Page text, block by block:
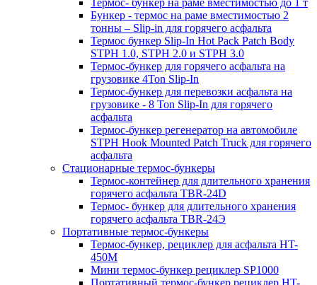
Термос- бункер на раме вместимостью до 1 т
Бункер - термос на раме вместимостью 2
тонны – Slip-in для горячего асфальта
Термос бункер Slip-In Hot Pack Patch Body
STPH 1.0, STPH 2.0 и STPH 3.0
Термос-бункер для горячего асфальта на
грузовике 4Ton Slip-In
Термос-бункер для перевозки асфальта на
грузовике - 8 Ton Slip-In для горячего
асфальта
Термос-бункер регенератор на автомобиле
STPH Hook Mounted Patch Truck для горячего
асфальта
Стационарные термос-бункеры
Термос-контейнер для длительного хранения
горячего асфальта TBR-24D
Термос- бункер для длительного хранения
горячего асфальта TBR-24Э
Портативные термос-бункеры
Термос-бункер, рециклер для асфальта HT-
450M
Мини термос-бункер рециклер SP1000
Портативный термос-бункер рециклер HT-